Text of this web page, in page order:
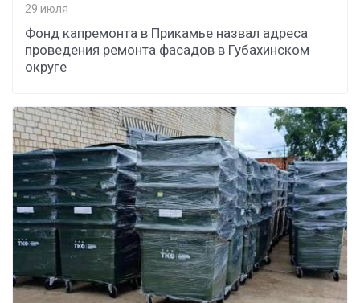
29 июля
Фонд капремонта в Прикамье назвал адреса
проведения ремонта фасадов в Губахинском
округе